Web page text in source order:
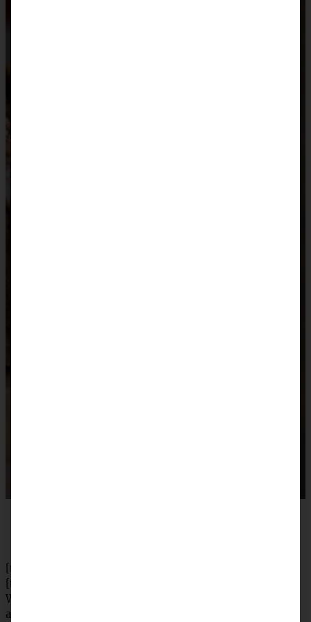
[tabs]
[tab title=”Zubereitung”]
Wasser mit Zucker und Zimt in einer weiten Pfanne
aufkochen. Nsse zugeben und verrühren. Bei mittlerer